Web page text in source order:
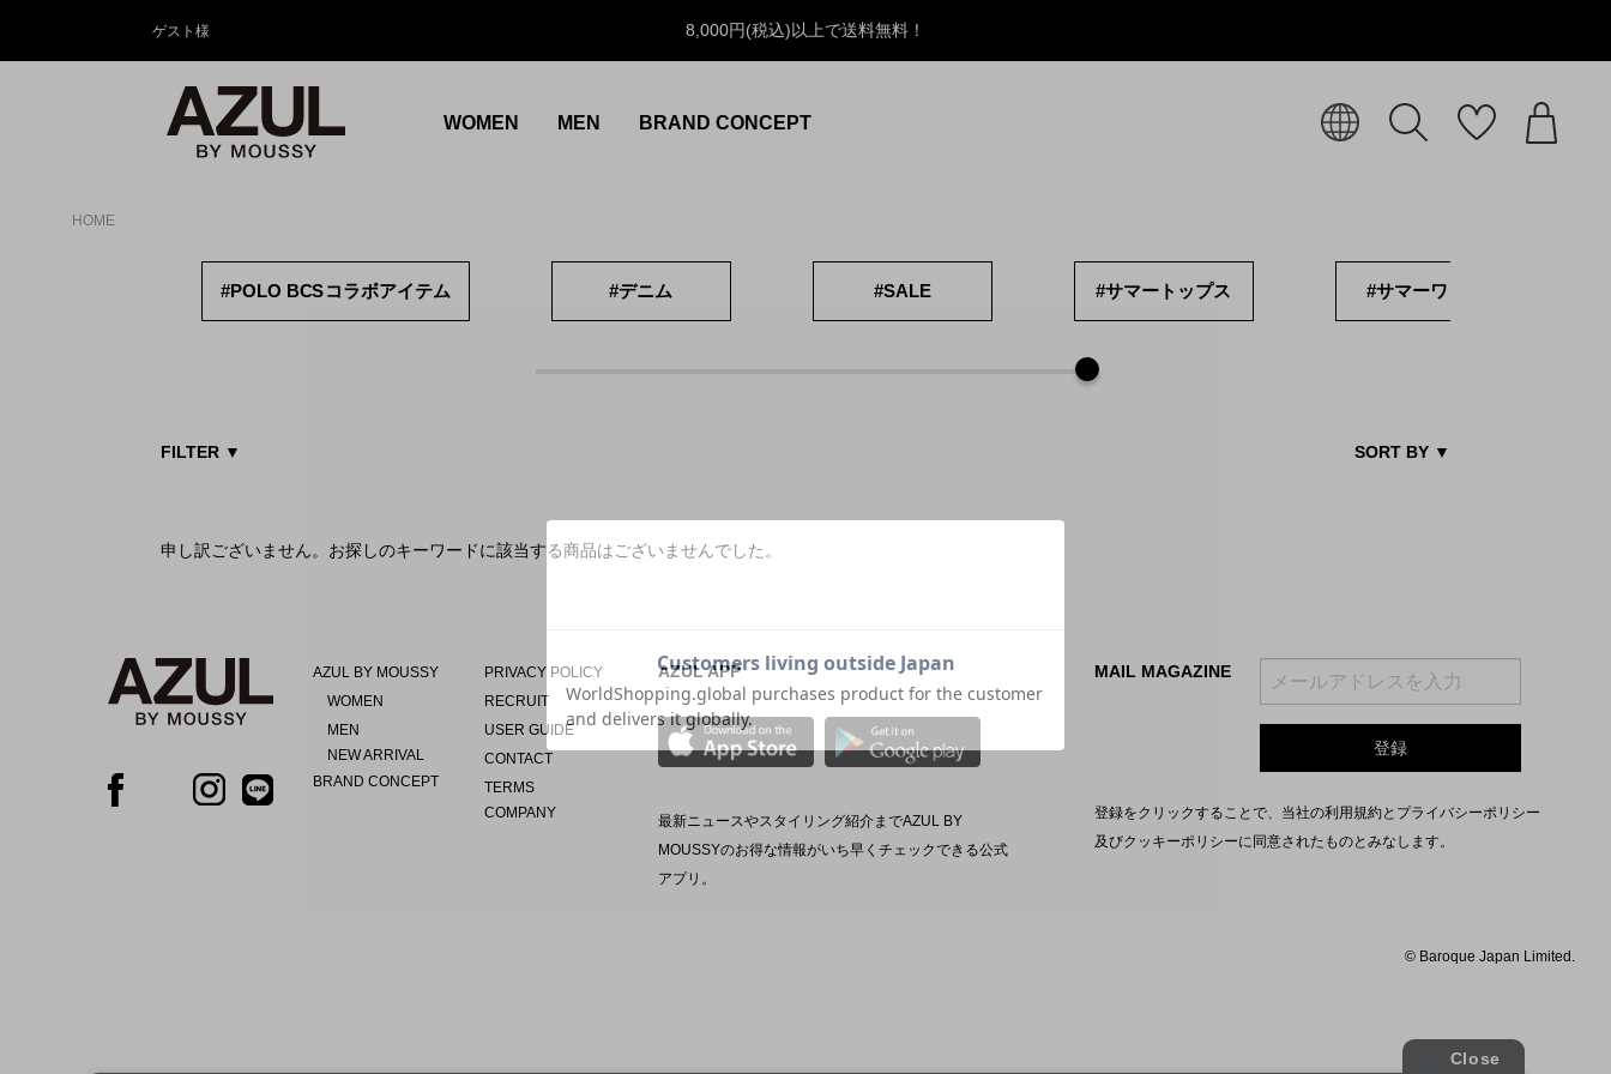
ゲスト様 8,000円(税込)以上で送料無料！
WOMEN MEN BRAND CONCEPT
HOME
#POLO BCS コラボアイテム #デニム #SALE #サマートップス #サマーワンピ
FILTER ▼ SORT BY ▼
申し訳ございません。お探しのキーワードに該当する商品はございませんでした。
AZUL BY MOUSSY
WOMEN
MEN
NEW ARRIVAL
BRAND CONCEPT
PRIVACY POLICY
RECRUIT
USER GUIDE
CONTACT
TERMS
COMPANY
AZUL APP
最新ニュースやスタイリング紹介までAZUL BY
MOUSSYのお得な情報がいち早くチェックできる公式
アプリ。
MAIL MAGAZINE
登録をクリックすることで、当社の利用規約と プライバシーポリシー
及びクッキーポリシーに同意されたものとみなします。
© Baroque Japan Limited.